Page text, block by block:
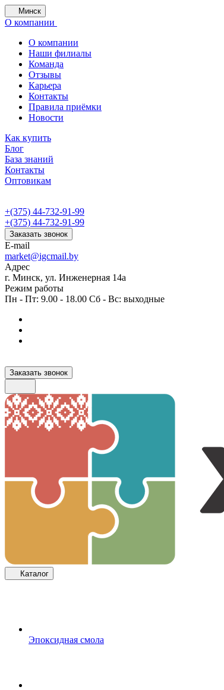
Минск
О компании
О компании
Наши филиалы
Команда
Отзывы
Карьера
Контакты
Правила приёмки
Новости
Как купить
Блог
База знаний
Контакты
Оптовикам
+(375) 44-732-91-99
+(375) 44-732-91-99
Заказать звонок
E-mail
market@igcmail.by
Адрес
г. Минск, ул. Инженерная 14а
Режим работы
Пн - Пт: 9.00 - 18.00 Сб - Вс: выходные
Заказать звонок
Каталог
Эпоксидная смола